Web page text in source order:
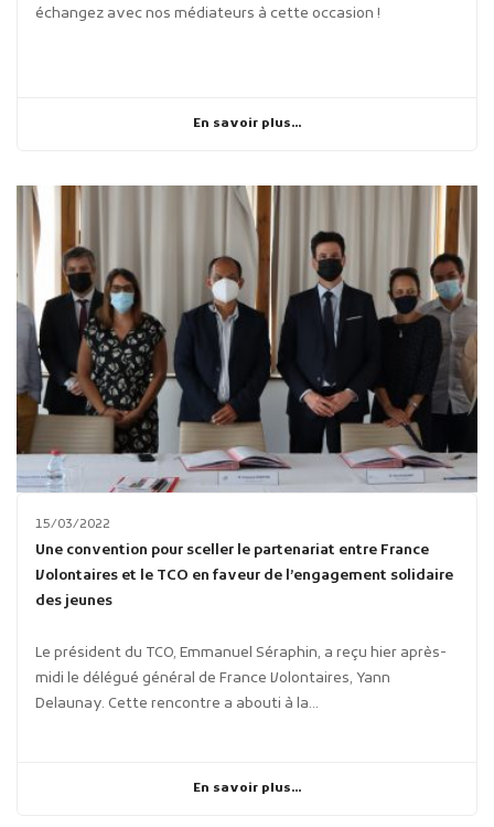
échangez avec nos médiateurs à cette occasion !
En savoir plus...
15/03/2022
Une convention pour sceller le partenariat entre France
Volontaires et le TCO en faveur de l’engagement solidaire
des jeunes
Le président du TCO, Emmanuel Séraphin, a reçu hier après-
midi le délégué général de France Volontaires, Yann
Delaunay. Cette rencontre a abouti à la...
En savoir plus...